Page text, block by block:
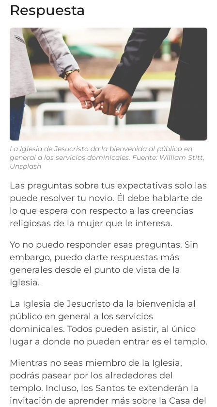
Respuesta
La Iglesia de Jesucristo da la bienvenida al público en
general a los servicios dominicales. Fuente: William Stitt,
Unsplash
Las preguntas sobre tus expectativas solo las
puede resolver tu novio. Él debe hablarte de
lo que espera con respecto a las creencias
religiosas de la mujer que le interesa.
Yo no puedo responder esas preguntas. Sin
embargo, puedo darte respuestas más
generales desde el punto de vista de la
Iglesia.
La Iglesia de Jesucristo da la bienvenida al
público en general a los servicios
dominicales. Todos pueden asistir, al único
lugar a donde no pueden entrar es el templo.
Mientras no seas miembro de la Iglesia,
podrás pasear por los alrededores del
templo. Incluso, los Santos te extenderán la
invitación de aprender más sobre la Casa del